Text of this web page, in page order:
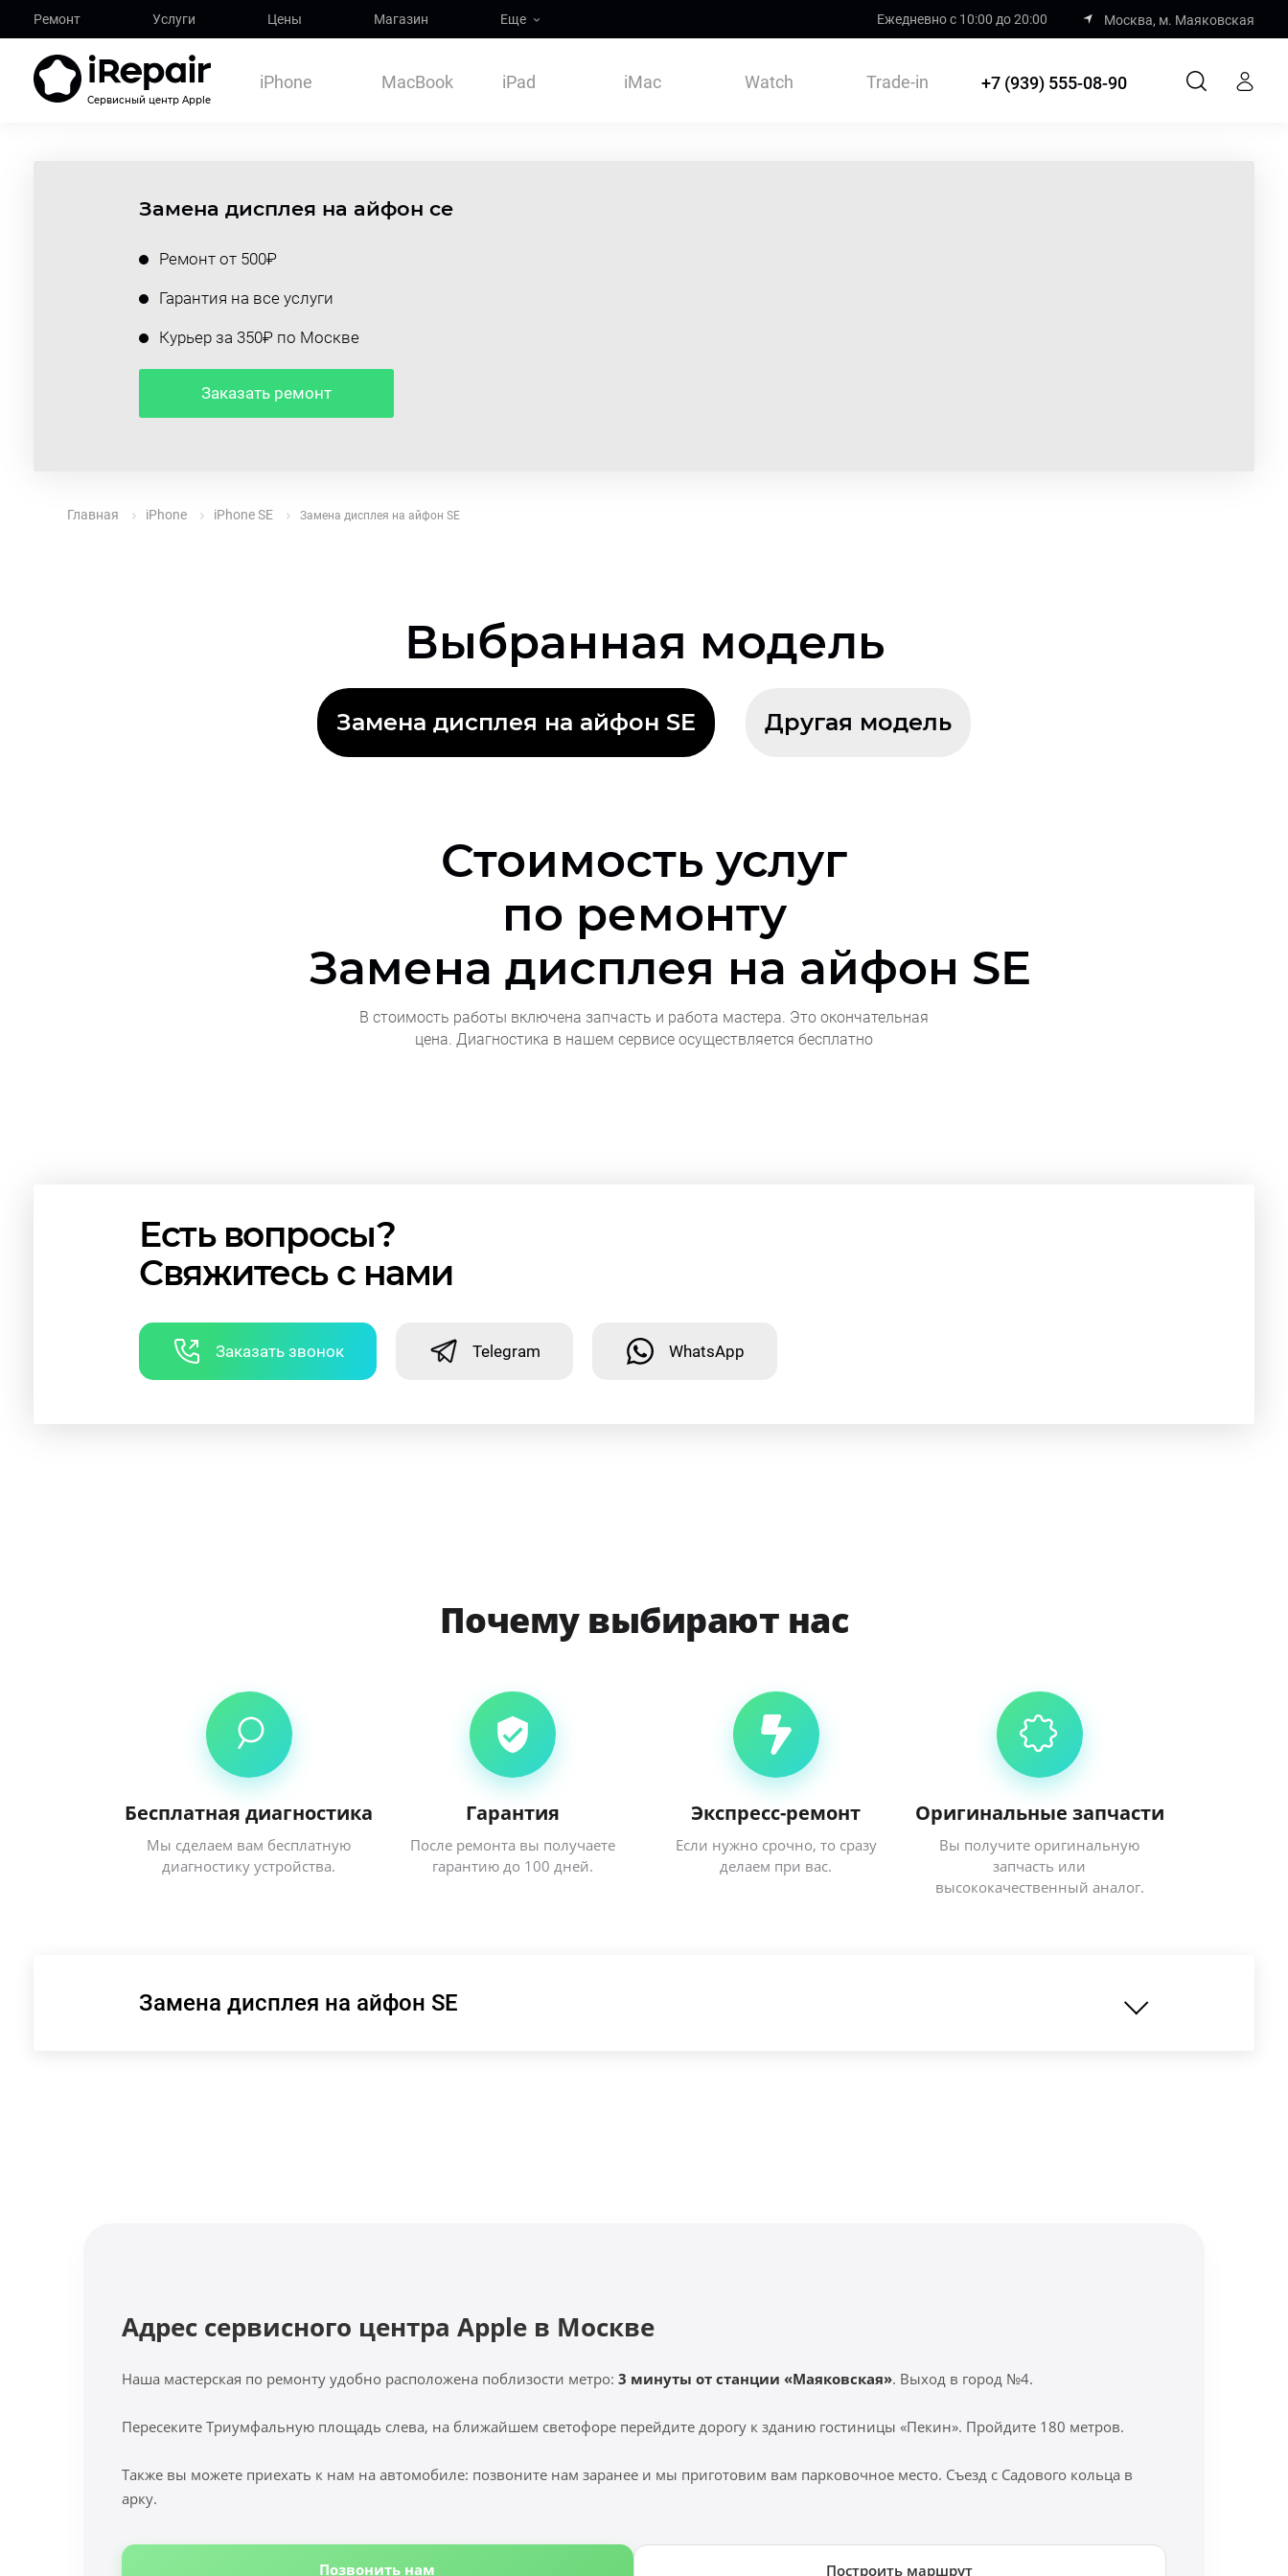
Ремонт Услуги Цены Магазин Еще Ежедневно с 10:00 до 20:00 Москва, м. Маяковская
Сервисный центр Apple
iPhone MacBook iPad iMac Watch Trade-in +7 (939) 555-08-90
Замена дисплея на айфон се
Ремонт от 500₽
Гарантия на все услуги
Курьер за 350₽ по Москве
Заказать ремонт
Главная iPhone iPhone SE Замена дисплея на айфон SE
Выбранная модель
Замена дисплея на айфон SE Другая модель
Стоимость услуг
по ремонту
Замена дисплея на айфон SE
В стоимость работы включена запчасть и работа мастера. Это окончательная
цена. Диагностика в нашем сервисе осуществляется бесплатно
Есть вопросы?
Свяжитесь с нами
Заказать звонок Telegram WhatsApp
Почему выбирают нас
Бесплатная диагностика
Мы сделаем вам бесплатную
диагностику устройства.
Гарантия
После ремонта вы получаете
гарантию до 100 дней.
Экспресс-ремонт
Если нужно срочно, то сразу
делаем при вас.
Оригинальные запчасти
Вы получите оригинальную
запчасть или
высококачественный аналог.
Замена дисплея на айфон SE
Адрес сервисного центра Apple в Москве
Наша мастерская по ремонту удобно расположена поблизости метро: 3 минуты от станции «Маяковская». Выход в город №4.
Пересеките Триумфальную площадь слева, на ближайшем светофоре перейдите дорогу к зданию гостиницы «Пекин». Пройдите 180 метров.
Также вы можете приехать к нам на автомобиле: позвоните нам заранее и мы приготовим вам парковочное место. Съезд с Садового кольца в
арку.
Позвонить нам Построить маршрут